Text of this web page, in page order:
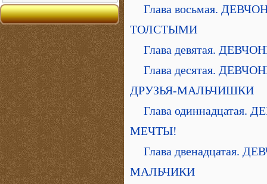
Глава восьмая.
ТОЛСТЫМИ
Глава девятая.
Глава десятая.
ДРУЗЬЯ-МАЛЬЧИШКИ
Глава
МЕЧТЫ!
Глава
МАЛЬЧИКИ